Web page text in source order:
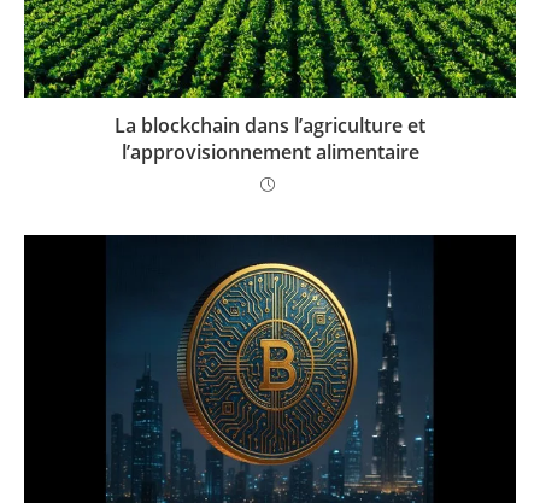
La blockchain dans l’agriculture et
l’approvisionnement alimentaire